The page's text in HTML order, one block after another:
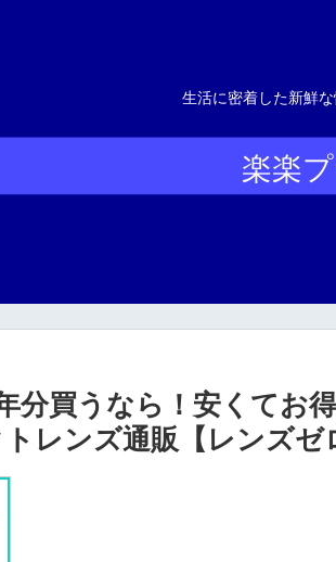
生活に密着した新鮮な
楽楽
分買うなら！安くてお
レンズ通販【レンズゼ